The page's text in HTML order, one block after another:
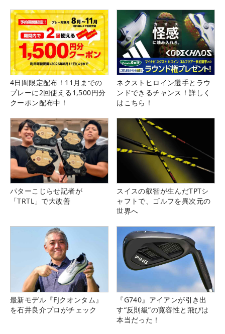
4日間限定配布！11月までの
プレーに2回使える1,500円分
クーポン配布中！
ネクストヒロイン選手とラウ
ンドできるチャンス！詳しく
はこちら！
パターこじらせ記者が
「TRTL」で大改善
スイスの叡智が生んだTPTシ
ャフトで、ゴルフを異次元の
世界へ
最新モデル『FJクオンタム』
を石井良介プロがチェック
『G740』アイアンが引き出
す“反則級”の寛容性と飛びは
本当だった！